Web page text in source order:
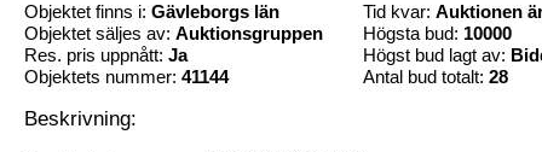
Objektet finns i: Gävleborgs län
Objektet säljes av: Auktionsgruppen
Res. pris uppnått: Ja
Objektets nummer: 41144
Tid kvar: Auktionen
Högsta bud: 10000
Högst bud lagt av:
Antal bud totalt: 28
Beskrivning: